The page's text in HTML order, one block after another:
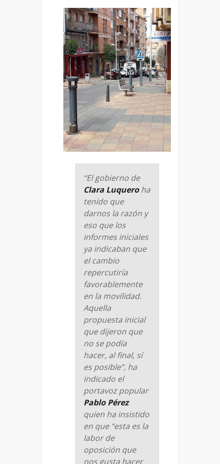
“El gobierno de
Clara Luqueroha
tenido que
darnos la razón y
eso que los
informes iniciales
ya indicaban que
el cambio
repercutiría
favorablemente
en la movilidad.
Aquella
propuesta inicial
que dijeron que
no se podía
hacer, al final, sí
es posible”, ha
indicado el
portavoz popular
Pablo Pérez
quien ha insistido
en que “esta es la
labor de
oposición que
nos gusta hacer